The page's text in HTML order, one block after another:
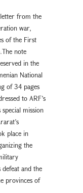
letter from the
war,
of the First
note
in the
National
of 34 pages
to ARF’s
mission
place in
the
defeat and the
provinces of